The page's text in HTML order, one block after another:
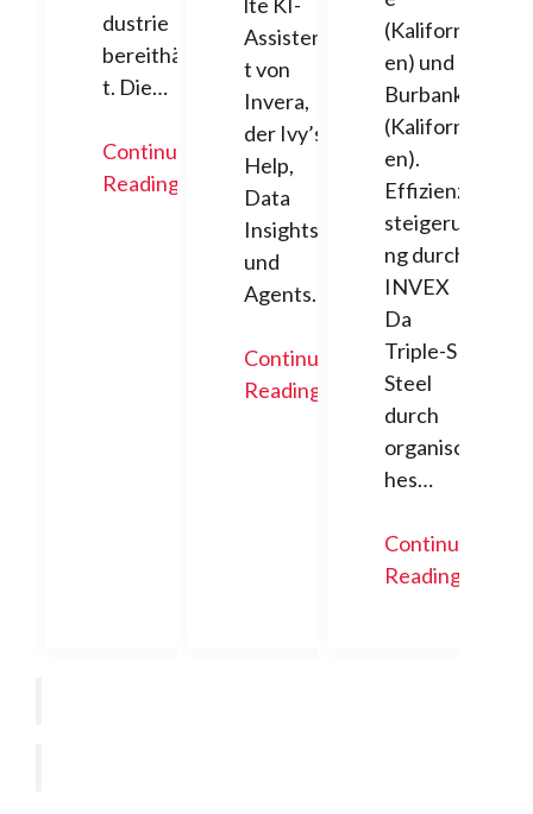
dustrie
bereithäl
t. Die…
Continue
Reading
Assisten
t von
Invera,
der Ivy’s
Help,
Data
Insights
und
Agents…
Continue
Reading
(Kaliforni
en) und
Burbank
(Kaliforni
en).
Effizienz
steigeru
ng durch
INVEX
Da
Triple-S
Steel
durch
organisc
hes…
Continue
Reading